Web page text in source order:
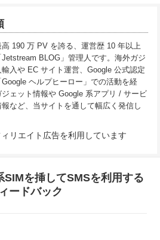
190 万 PV を誇る、運営歴 10 年以上
BLOG」管理人です。海外ガジ
輸入や EC サイト運営、Google 公式認定
ヘルプヒーロー」での活動を経
ェット情報や Google 系アプリ / サービ
など、当サイトを通して幅広く発信し
リエイト広告を利用しています
SIMを挿してSMSを利用する
ードバック